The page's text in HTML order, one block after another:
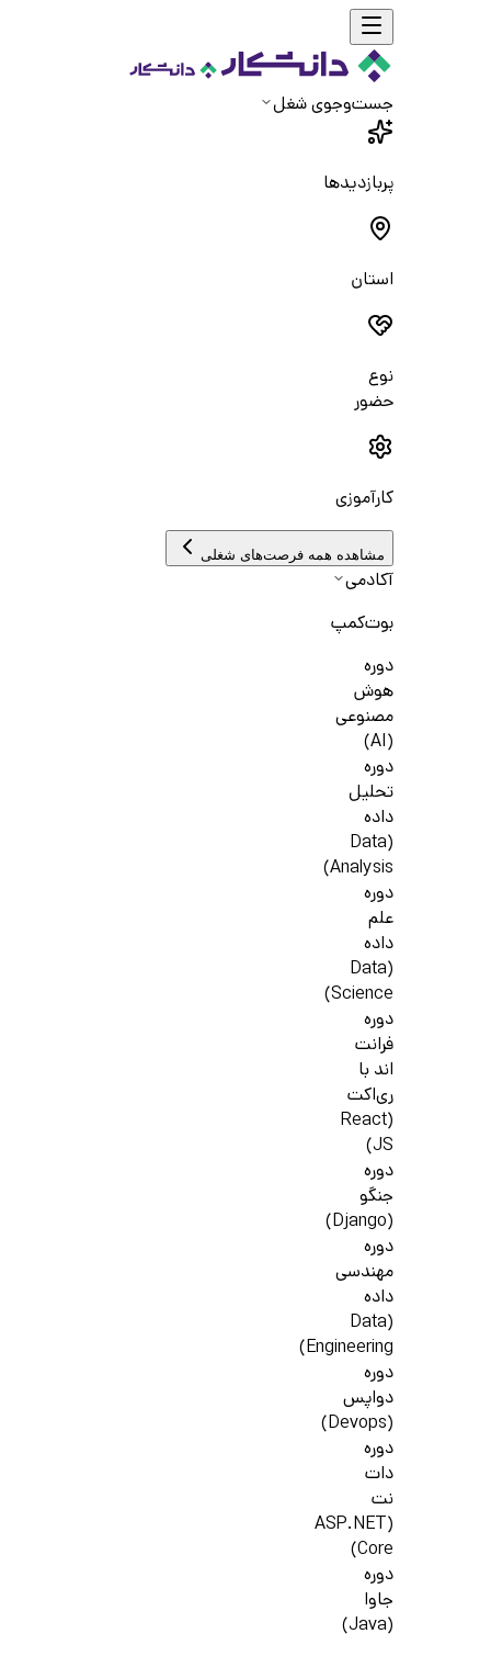
جست‌و‌جوی شغل
پربازدیدها
استان
نوع
حضور
کارآموزی
مشاهده همه فرصت‌های شغلی
آکادمی
بوت‌کمپ
دوره
هوش
مصنوعی
(AI)
دوره
تحلیل
داده
(Data
Analysis)
دوره
علم
داده
(Data
Science)
دوره
فرانت
اند با
ری‌اکت
(React
JS)
دوره
جنگو
(Django)
دوره
مهندسی
داده
(Data
Engineering)
دوره
دواپس
(Devops)
دوره
دات
نت
(ASP.NET
Core)
دوره
جاوا
(Java)